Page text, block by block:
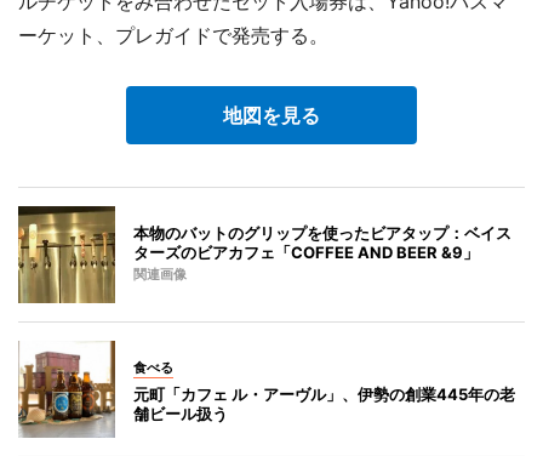
ーケット、プレガイドで発売する。
地図を見る
本物のバットのグリップを使ったビアタップ：ベイス
ターズのビアカフェ「COFFEE AND BEER &9」
関連画像
食べる
元町「カフェ ル・アーヴル」、伊勢の創業445年の老
舗ビール扱う